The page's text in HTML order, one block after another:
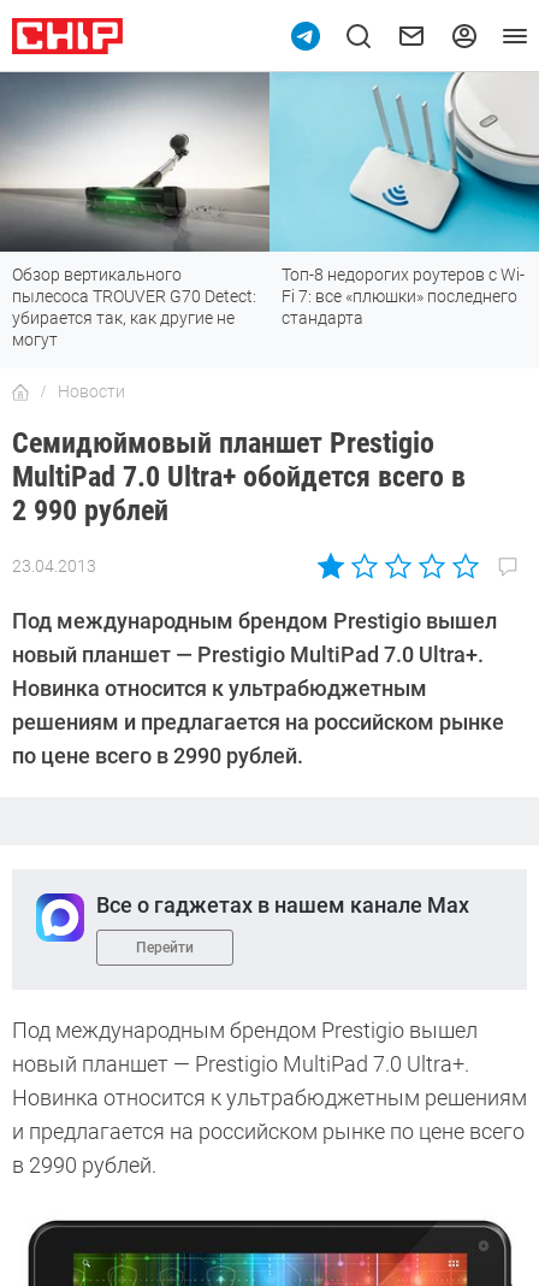
Обзор вертикального
пылесоса TROUVER G70 Detect:
убирается так, как другие не
могут
Топ-8 недорогих роутеров с Wi-
Fi 7: все «плюшки» последнего
стандарта
Новости
Семидюймовый планшет Prestigio
MultiPad 7.0 Ultra+ обойдется всего в
2 990 рублей
23.04.2013
Автор:
Под международным брендом Prestigio вышел
новый планшет — Prestigio MultiPad 7.0 Ultra+.
Новинка относится к ультрабюджетным
решениям и предлагается на российском рынке
по цене всего в 2990 рублей.
Все о гаджетах в нашем канале Max
Перейти
Под международным брендом Prestigio вышел
новый планшет — Prestigio MultiPad 7.0 Ultra+.
Новинка относится к ультрабюджетным решениям
и предлагается на российском рынке по цене всего
в 2990 рублей.